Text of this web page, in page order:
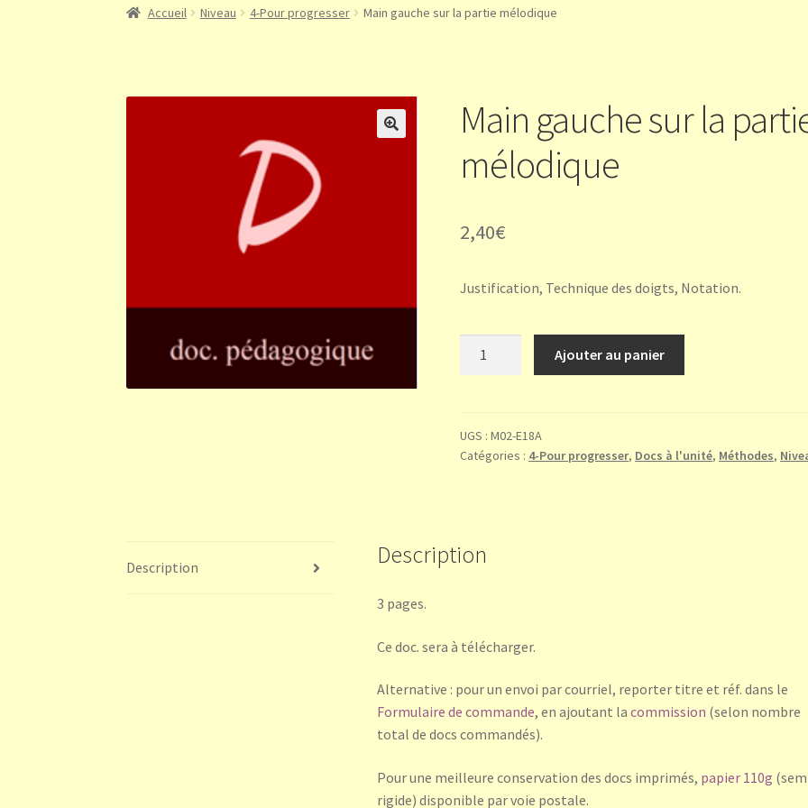
Accueil Niveau 4-Pour progresser Main gauche sur la partie mélodique
Main gauche sur la
mélodique
2,40€
Justification, Technique des doigts, Notation.
sur
la
Ajouter au panier
UGS :M02-E18A
Catégories : 4-Pour progresser, Docs à l'unité, Méthodes,
Description Description
3 pages.
Ce doc. sera à télécharger.
Alternative : pour un envoi par courriel, reporter titre et réf. dans le
Formulaire de commande, en ajoutant la commission (selon nombre
total de docs commandés).
Pour une meilleure conservation des docs imprimés, papier 110g
rigide) disponible par voie postale.